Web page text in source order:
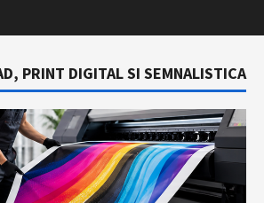
PRINT DIGITAL SI SEMNALISTICA